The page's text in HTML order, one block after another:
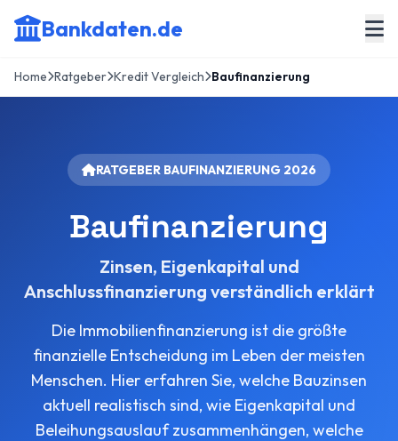
Bankdaten.de
Home Ratgeber Kredit Vergleich Baufinanzierung
RATGEBER BAUFINANZIERUNG 2026
Baufinanzierung
Zinsen, Eigenkapital und
Anschlussfinanzierung verständlich erklärt
Die Immobilienfinanzierung ist die größte
finanzielle Entscheidung im Leben der meisten
Menschen. Hier erfahren Sie, welche Bauzinsen
aktuell realistisch sind, wie Eigenkapital und
Beleihungsauslauf zusammenhängen, welche